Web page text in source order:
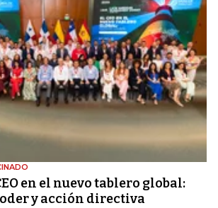
en el nuevo tablero global:
y acción directiva